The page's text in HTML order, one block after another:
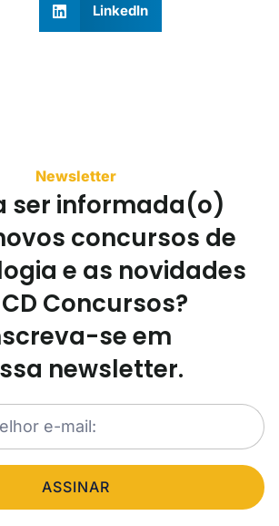
LinkedIn
Newsletter
ser informada(o)
concursos de
e as novidades
Concursos?
se em
newsletter.
ASSINAR